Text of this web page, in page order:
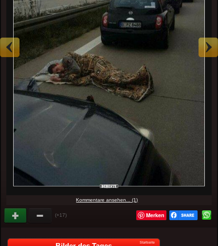
Kommentare ansehen... (1)
(+17) Merken
Startseite